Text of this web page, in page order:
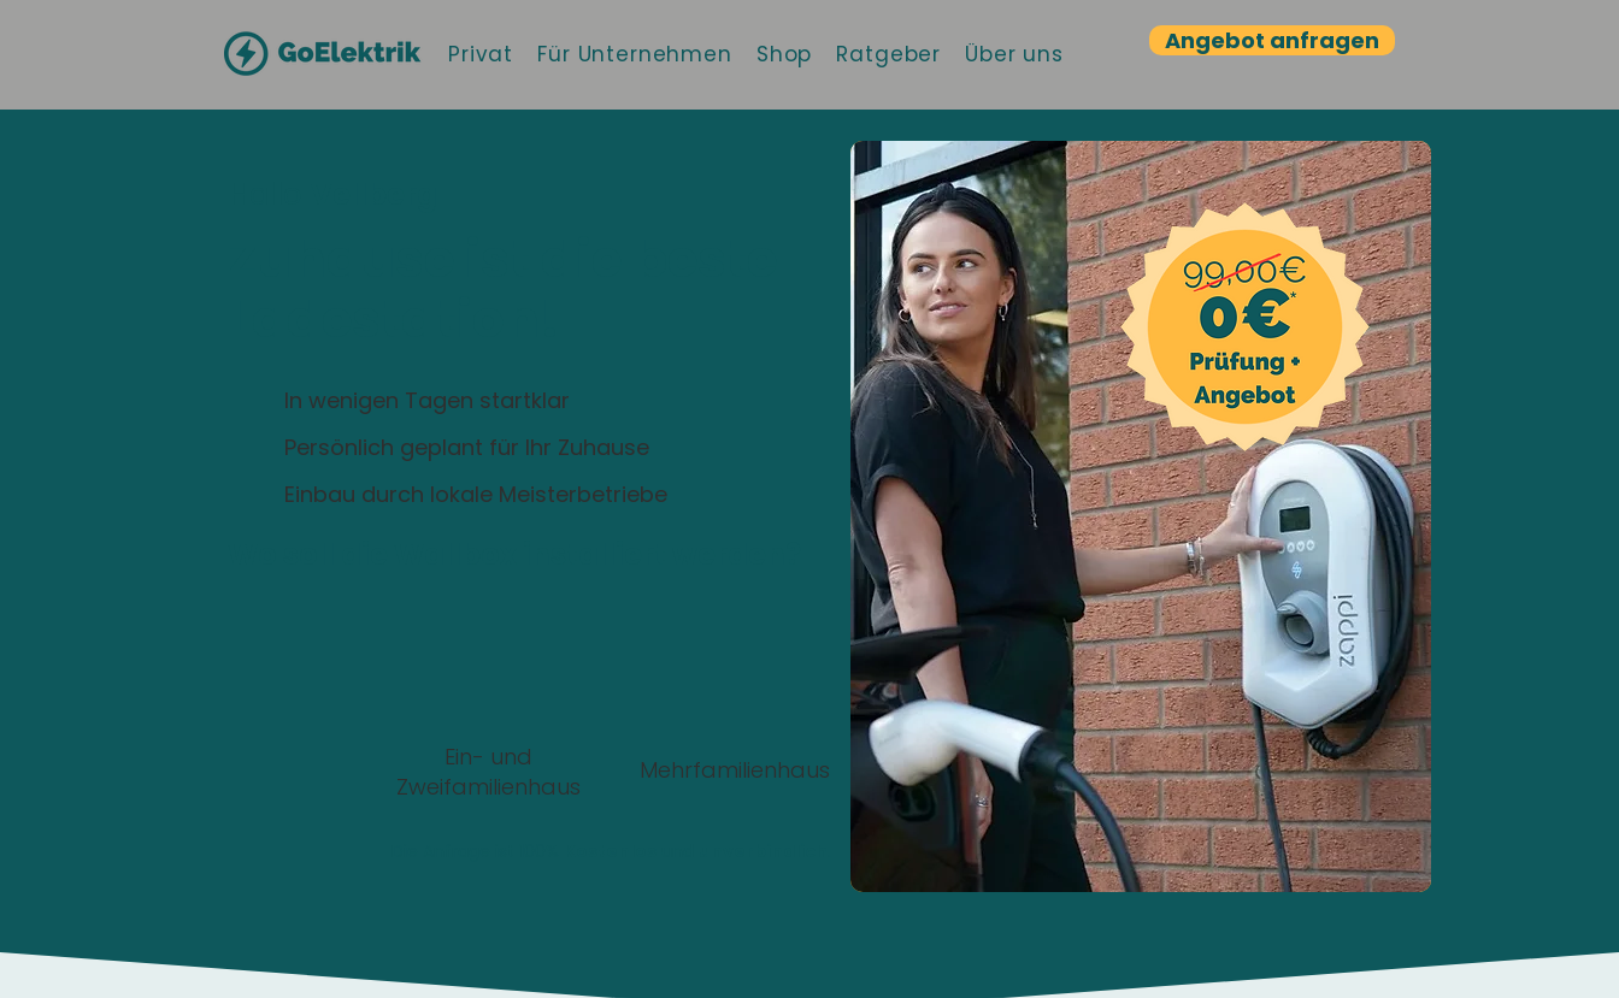
Privat Für Unternehmen Shop Ratgeber Über uns Angebot anfragen
In wenigen Tagen startklar
Persönlich geplant für Ihr Zuhause
Einbau durch lokale Meisterbetriebe
Ein- und
Zweifamilienhaus
Mehrfamilienhaus